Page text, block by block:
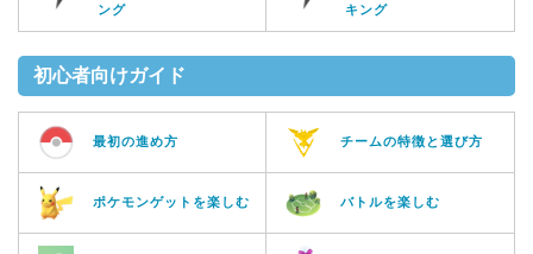
ング
キング
初心者向けガイド
最初の進め方 チームの特徴と選び方
ポケモンゲットを楽しむ バトルを楽しむ